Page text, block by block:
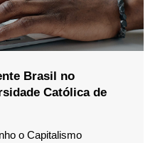
Brasil no
Católica de
o Capitalismo